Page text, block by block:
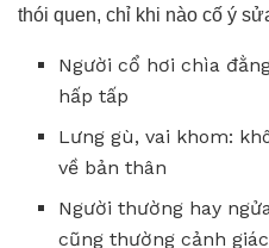
thói quen, chỉ khi nào cố ý
Người cổ hơi chìa
hấp tấp
Lưng gù, vai khom:
về bản thân
Người thường hay
cũng thường cảnh